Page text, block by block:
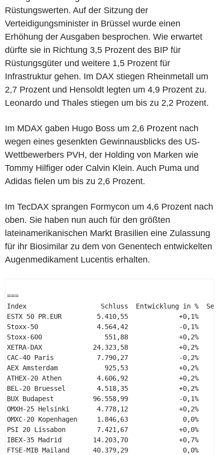
Rüstungswerten. Auf der Sitzung der
Verteidigungsminister in Brüssel wurde einen
Erhöhung der Ausgaben besprochen. Wie erwartet
dürfte sie in Richtung 3,5 Prozent des BIP für
Rüstungsgüter und weitere 1,5 Prozent für
Infrastruktur gehen. Im DAX stiegen Rheinmetall um
2,7 Prozent und Hensoldt legten um 4,9 Prozent zu.
Leonardo und Thales stiegen um bis zu 2,2 Prozent.
Im MDAX gaben Hugo Boss um 2,6 Prozent nach
wegen eines gesenkten Gewinnausblicks des US-
Wettbewerbers PVH, der Holding von Marken wie
Tommy Hilfiger oder Calvin Klein. Auch Puma und
Adidas fielen um bis zu 2,6 Prozent.
Im TecDAX sprangen Formycon um 4,6 Prozent nach
oben. Sie haben nun auch für den größten
lateinamerikanischen Markt Brasilien eine Zulassung
für ihr Biosimilar zu dem von Genentech entwickelten
Augenmedikament Lucentis erhalten.
===
Index                   Schluss  Entwicklung in %  Seit
ESTX 50 PR.EUR         5.410,55             +0,1%
Stoxx-50               4.564,42             -0,1%
Stoxx-600                551,88             +0,2%
XETRA-DAX             24.323,58             +0,2%
CAC-40 Paris           7.790,27             -0,2%
AEX Amsterdam            925,53             +0,2%
ATHEX-20 Athen         4.606,92             +0,2%
BEL-20 Bruessel        4.518,35             +0,2%
BUX Budapest          96.558,99             -0,1%
OMXH-25 Helsinki       4.778,12             +0,2%
OMXC-20 Kopenhagen     1.846,63              0,0%
PSI 20 Lissabon        7.421,67             +0,0%
IBEX-35 Madrid        14.203,70             +0,7%
FTSE-MIB Mailand      40.379,29              0,0%